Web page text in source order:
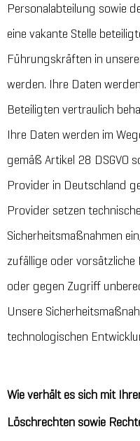
Personalabteilung sowie
eine vakante Stelle
Führungskräften in
werden. Ihre Daten
Beteiligten vertraulich
Ihre Daten werden im
gemäß Artikel 28 DSGVO
Provider in Deutschland
Provider setzen
Sicherheitsmaßnahmen
zufällige oder vorsätzliche
oder gegen Zugriff
Unsere
technologischen
Wie verhält es sich mit
Löschrechten sowie